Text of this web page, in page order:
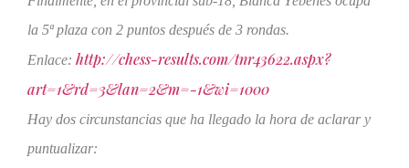
la 5ª plaza con 2 puntos después de 3 rondas.
Enlace: http://chess-results.com/tnr43622.aspx?
art=1&rd=3&lan=2&m=-1&wi=1000
Hay dos circunstancias que ha llegado la hora de aclarar y
puntualizar: